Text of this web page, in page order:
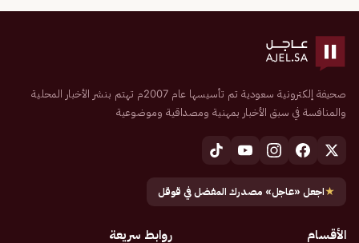
صحيفة إلكترونية سعودية تم تأسيسها عام 2007م تهتم بنشر الأخبار المحلية
والمنافسة في سبق الأخبار بمهنية ومصداقية وموضوعية
★اجعل «عاجل» مصدرك المفضل في قوقل
الأقسام روابط سريعة